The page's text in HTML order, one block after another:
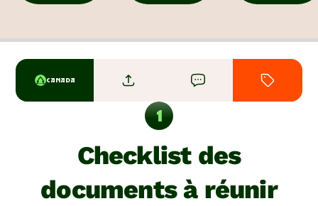
CANADA
Checklist des
documents à réunir